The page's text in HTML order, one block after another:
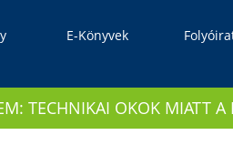
E-Könyvek
TECHNIKAI OKOK MIATT